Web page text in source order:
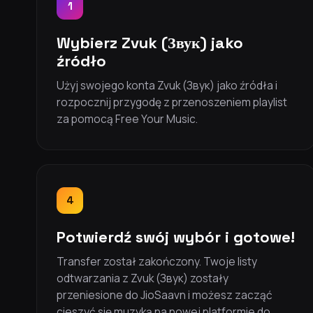
1
Wybierz Zvuk (Звук) jako
źródło
Użyj swojego konta Zvuk (Звук) jako źródła i
rozpocznij przygodę z przenoszeniem playlist
za pomocą Free Your Music.
4
Potwierdź swój wybór i gotowe!
Transfer został zakończony. Twoje listy
odtwarzania z Zvuk (Звук) zostały
przeniesione do JioSaavn i możesz zacząć